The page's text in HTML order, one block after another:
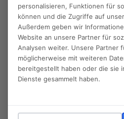
personalisieren, Funktionen für
können und die Zugriffe auf
Außerdem geben wir
Website an unsere Partner für
Analysen weiter. Unsere Partner
möglicherweise mit weiteren
bereitgestellt haben oder die sie
Dienste gesammelt haben.